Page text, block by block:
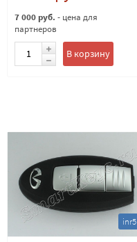
7 000 руб. - цена для
партнеров
В корзину
inr5